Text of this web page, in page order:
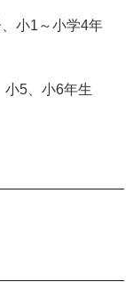
小1～小学4年
5、小6年生